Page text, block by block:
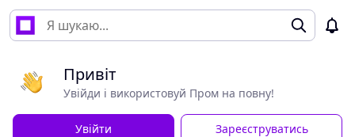
Привіт
Увійди і використовуй Пром на повну!
Увійти Зареєструватись